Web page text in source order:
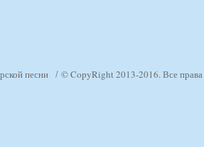
песни © CopyRight 2013-2016. Все